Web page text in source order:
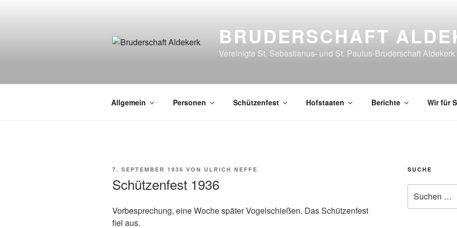
BRUDERSCHAFT
Vereinigte St. Sebastianus- und St. Paulus-Bruderschaft Aldekerk
Allgemein Personen Schützenfest Hofstaaten Berichte Wir für
VERÖFFENTLICHT
7. SEPTEMBER 1936 VON ULRICH NEFFE
Schützenfest 1936
Vorbesprechung, eine Woche später Vogelschießen. Das Schützenfest
fiel aus.
SUCHE
nach: